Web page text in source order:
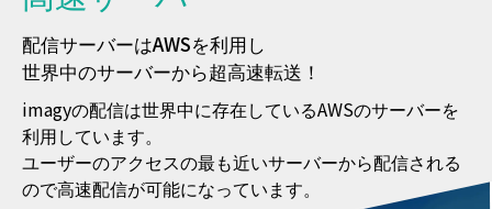
04.
高速サーバー
配信サーバーはAWSを利用し